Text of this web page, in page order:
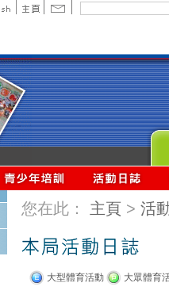
您在此： 主頁 > 活
大型體育活動 大眾體育